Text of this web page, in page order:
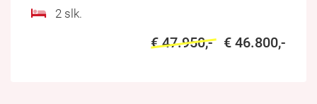
2 slk.
€ 47.950,- € 46.800,-